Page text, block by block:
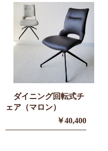
ダイニング回転式チ
ェア（マロン）
￥40,400